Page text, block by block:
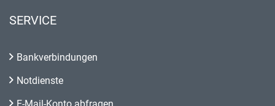
SERVICE
Bankverbindungen
Notdienste
E-Mail-Konto abfragen